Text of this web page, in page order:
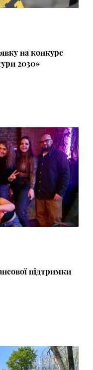
на конкурс
2030»
підтримки